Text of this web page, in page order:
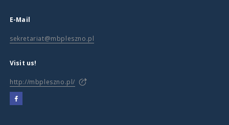
E-Mail
sekretariat@mbpleszno.pl
Visit us!
http://mbpleszno.pl/